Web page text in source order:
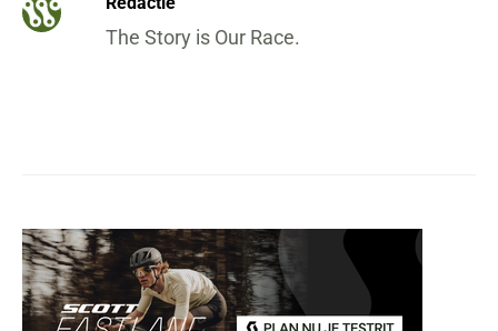
The Story is Our Race.